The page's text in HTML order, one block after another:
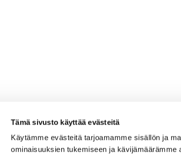
Tämä sivusto käyttää evästeitä
Käytämme evästeitä tarjoamamme sisällön ja
ominaisuuksien tukemiseen ja